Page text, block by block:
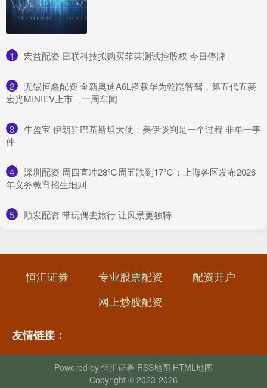
1 ​宏益配资 日联科技拟购买菲莱测试控股权 今日停牌
2
​无锡恒鑫配资 全新奥迪A6L搭载华为乾崑智驾，第五代五菱
宏光MINIEV上市｜一周车闻
3
​牛盈宝 伊朗驻巴基斯坦大使：美伊谈判是一个过程 非单一事
件
4
​深圳配资 周四直冲28℃周五跌到17℃；上海各区发布2026
年义务教育招生细则
5 ​顺发配资 带玩偶去旅行 让风景更独特
恒汇证券 专业股票配资
配资开户
网上炒股配资
友情链接：
Powered by恒汇证券 RSS地图 HTML地图
Copyright © 2023-2026